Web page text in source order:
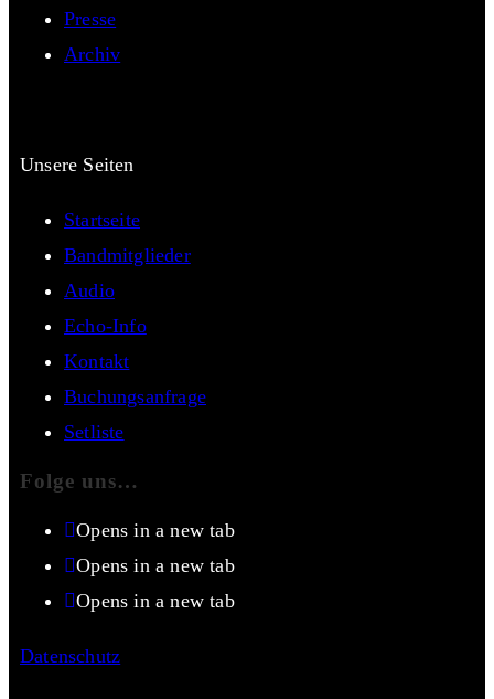
Presse
Archiv
Unsere Seiten
Startseite
Bandmitglieder
Audio
Echo-Info
Kontakt
Buchungsanfrage
Setliste
Folge uns…
Opens in a new tab
Opens in a new tab
Opens in a new tab
Datenschutz